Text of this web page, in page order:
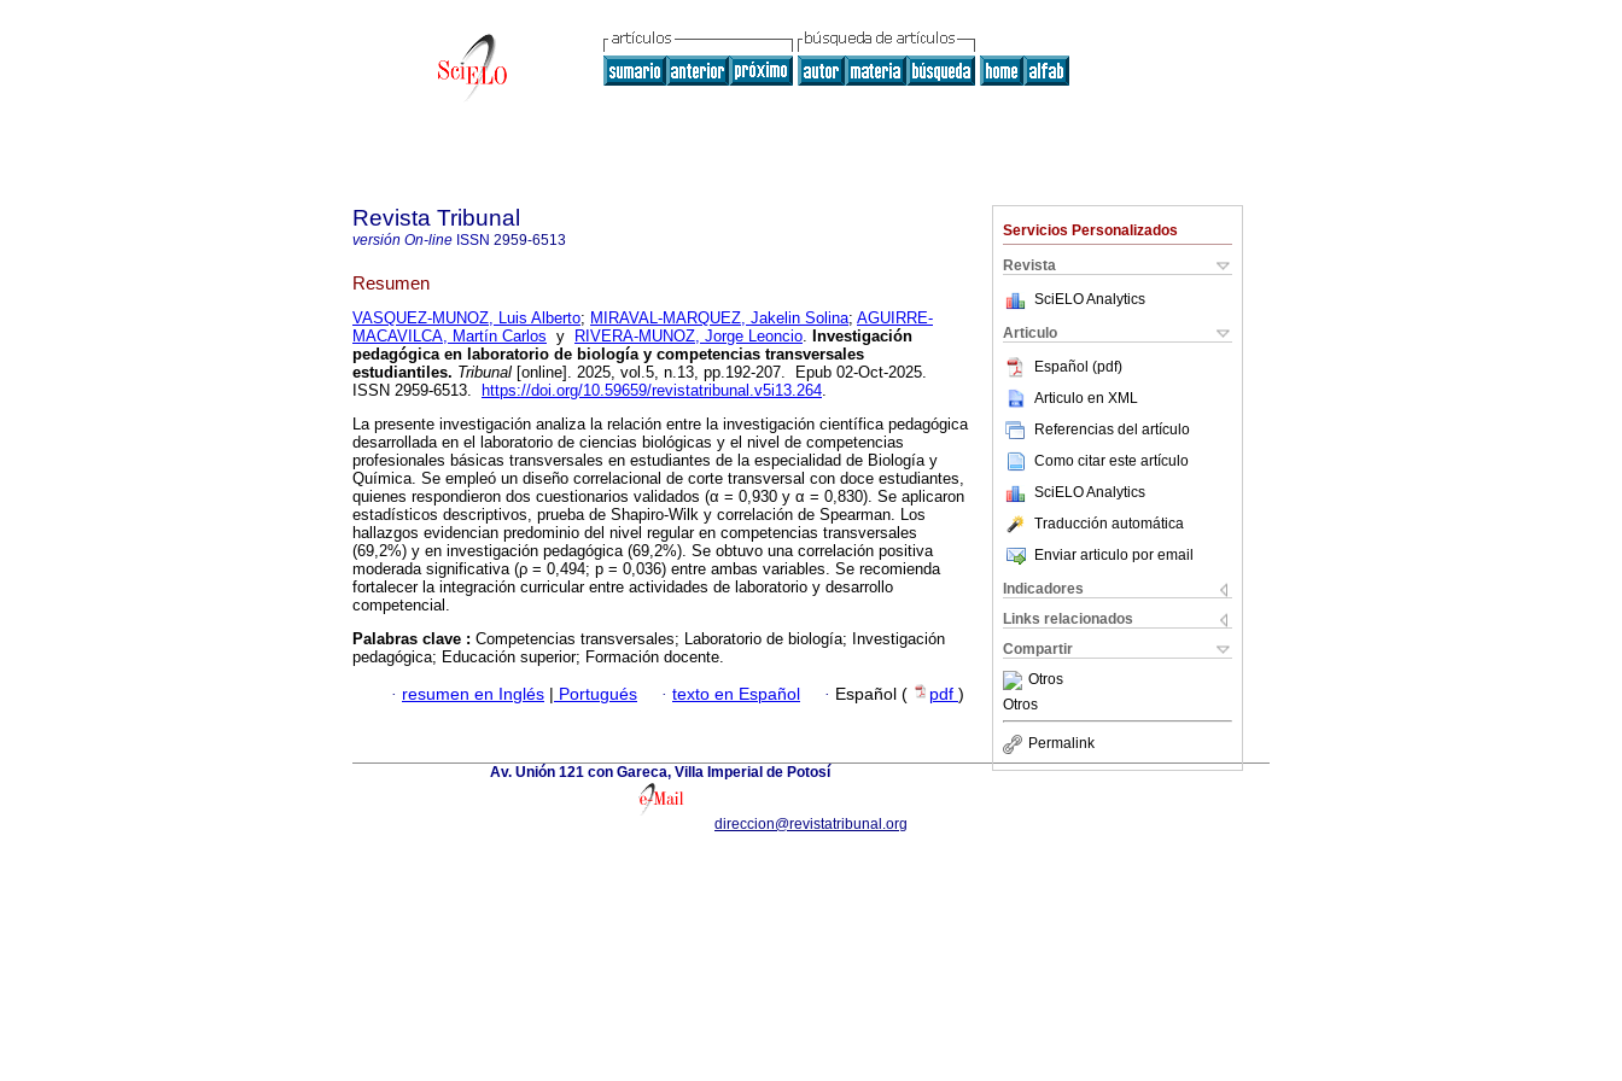
Servicios Personalizados
Revista
SciELO Analytics
Articulo
Español (pdf)
Articulo en XML
Referencias del artículo
Como citar este artículo
SciELO Analytics
Traducción automática
Enviar articulo por email
Indicadores
Links relacionados
Compartir
Otros
Otros
Permalink
Revista Tribunal
versión On-line ISSN 2959-6513
Resumen
VASQUEZ-MUNOZ, Luis Alberto; MIRAVAL-MARQUEZ, Jakelin Solina; AGUIRRE-
MACAVILCA, Martín Carlos y RIVERA-MUNOZ, Jorge Leoncio. Investigación
pedagógica en laboratorio de biología y competencias transversales
estudiantiles. Tribunal [online]. 2025, vol.5, n.13, pp.192-207. Epub 02-Oct-2025.
ISSN 2959-6513.
https://doi.org/10.59659/revistatribunal.v5i13.264.
La presente investigación analiza la relación entre la investigación científica pedagógica
desarrollada en el laboratorio de ciencias biológicas y el nivel de competencias
profesionales básicas transversales en estudiantes de la especialidad de Biología y
Química. Se empleó un diseño correlacional de corte transversal con doce estudiantes,
quienes respondieron dos cuestionarios validados (α = 0,930 y α = 0,830). Se aplicaron
estadísticos descriptivos, prueba de Shapiro-Wilk y correlación de Spearman. Los
hallazgos evidencian predominio del nivel regular en competencias transversales
(69,2%) y en investigación pedagógica (69,2%). Se obtuvo una correlación positiva
moderada significativa (ρ = 0,494; p = 0,036) entre ambas variables. Se recomienda
fortalecer la integración curricular entre actividades de laboratorio y desarrollo
competencial.
Palabras clave : Competencias transversales; Laboratorio de biología; Investigación
pedagógica; Educación superior; Formación docente.
· resumen en Inglés | Portugués · texto en Español · Español ( pdf )
Av. Unión 121 con Gareca, Villa Imperial de Potosí
direccion@revistatribunal.org